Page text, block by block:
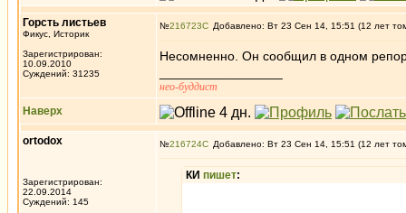
Горсть листьев
Фикус, Историк
Зарегистрирован:
10.09.2010
Суждений: 31235
№216723 Добавлено: Вт 23 Сен 14, 15:51 (12 лет
Несомненно. Он сообщил в одном
нео-буддист
Наверх
ortodox
Зарегистрирован:
22.09.2014
Суждений: 145
№216724 Добавлено: Вт 23 Сен 14, 15:51 (12 лет
КИ пишет: